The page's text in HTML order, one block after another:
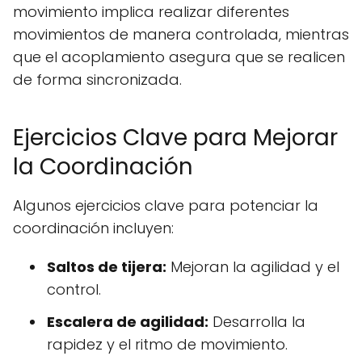
movimiento implica realizar diferentes
movimientos de manera controlada, mientras
que el acoplamiento asegura que se realicen
de forma sincronizada.
Ejercicios Clave para Mejorar
la Coordinación
Algunos ejercicios clave para potenciar la
coordinación incluyen:
Saltos de tijera: Mejoran la agilidad y el
control.
Escalera de agilidad: Desarrolla la
rapidez y el ritmo de movimiento.